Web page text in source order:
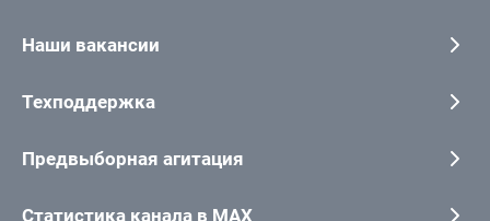
Наши вакансии
Техподдержка
Предвыборная агитация
Статистика канала в MAX